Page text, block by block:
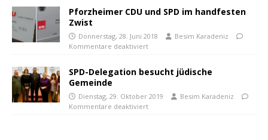
Pforzheimer CDU und SPD im handfesten
Zwist
Donnerstag, 28. Juni 2018
Besim Karadeniz
Kommentare deaktiviert
SPD-Delegation besucht jüdische
Gemeinde
Dienstag, 29. Oktober 2019
Besim Karadeniz
Kommentare deaktiviert